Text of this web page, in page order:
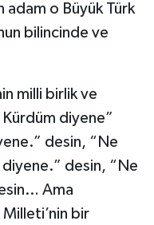
o Büyük Türk
bilincinde ve
milli birlik ve
diyene”
desin, “Ne
desin, “Ne
Ama
bir